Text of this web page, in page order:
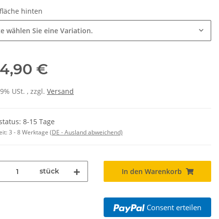
hinten
wählen Sie eine Variation.
€
USt. , zzgl. Versand
8-15 Tage
3 - 8 Werktage (DE - Ausland abweichend)
stück In den Warenkorb
Consent erteilen
Inspire #190
mit EINER
CMYK
€